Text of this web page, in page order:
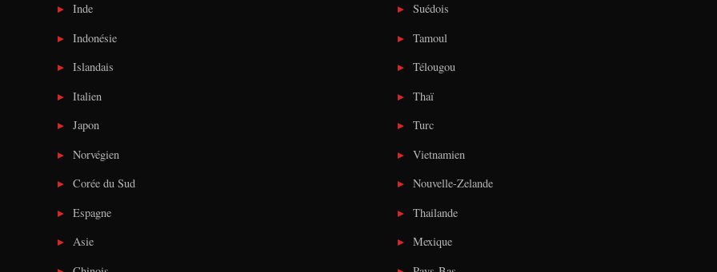
Inde
Indonésie
Islandais
Italien
Japon
Norvégien
Corée du Sud
Espagne
Asie
Suédois
Tamoul
Télougou
Thaï
Turc
Vietnamien
Nouvelle-Zelande
Thailande
Mexique